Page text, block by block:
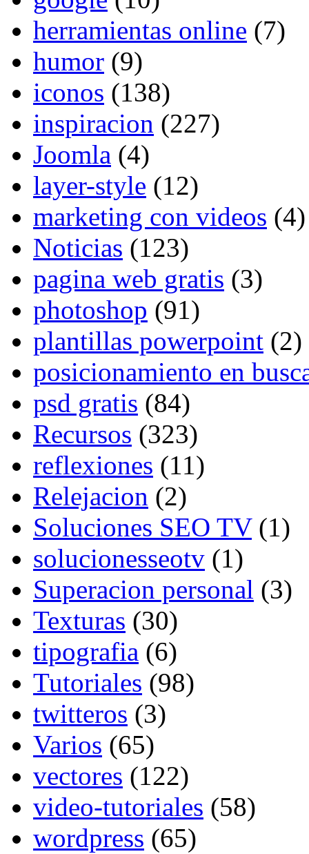
herramientas online (7)
humor (9)
iconos (138)
inspiracion (227)
Joomla (4)
layer-style (12)
marketing con videos (4)
Noticias (123)
pagina web gratis (3)
photoshop (91)
plantillas powerpoint (2)
posicionamiento en
psd gratis (84)
Recursos (323)
reflexiones (11)
Relejacion (2)
Soluciones SEO TV(1)
solucionesseotv (1)
Superacion personal (3)
Texturas (30)
tipografia (6)
Tutoriales (98)
twitteros (3)
Varios (65)
vectores (122)
video-tutoriales (58)
wordpress (65)